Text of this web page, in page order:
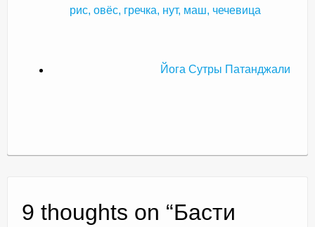
рис, овёс, гречка, нут, маш, чечевица
Йога Сутры Патанджали
9 thoughts on “Басти